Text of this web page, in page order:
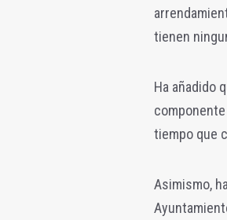
tienen
Ha añadido
tiempo que
Asimismo,